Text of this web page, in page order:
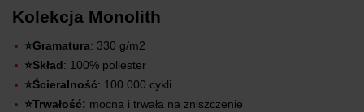
Kolekcja Monolith
⭐Gramatura: 330 g/m2
⭐Skład: 100% poliester
⭐Ścieralność: 100 000 cykli
⭐Trwałość: mocna i trwała na zniszczenie